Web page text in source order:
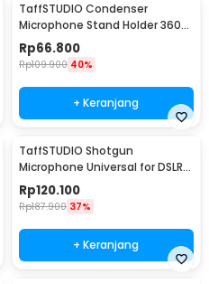
TaffSTUDIO Condenser
Microphone Stand Holder 360
Lazypod Clamp - NB-35
Rp66.800
Rp109.900 40%
+ Keranjang
TaffSTUDIO Shotgun
Microphone Universal for DSLR
Smartphone Computer - MIC-
05
Rp120.100
Rp187.900 37%
+ Keranjang